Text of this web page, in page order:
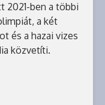
2021-ben a többi
a két
és a hazai vizes
közvetíti.